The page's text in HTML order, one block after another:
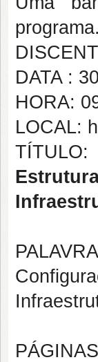
programa.
DATA :
HORA:
LOCAL:
TÍTULO: